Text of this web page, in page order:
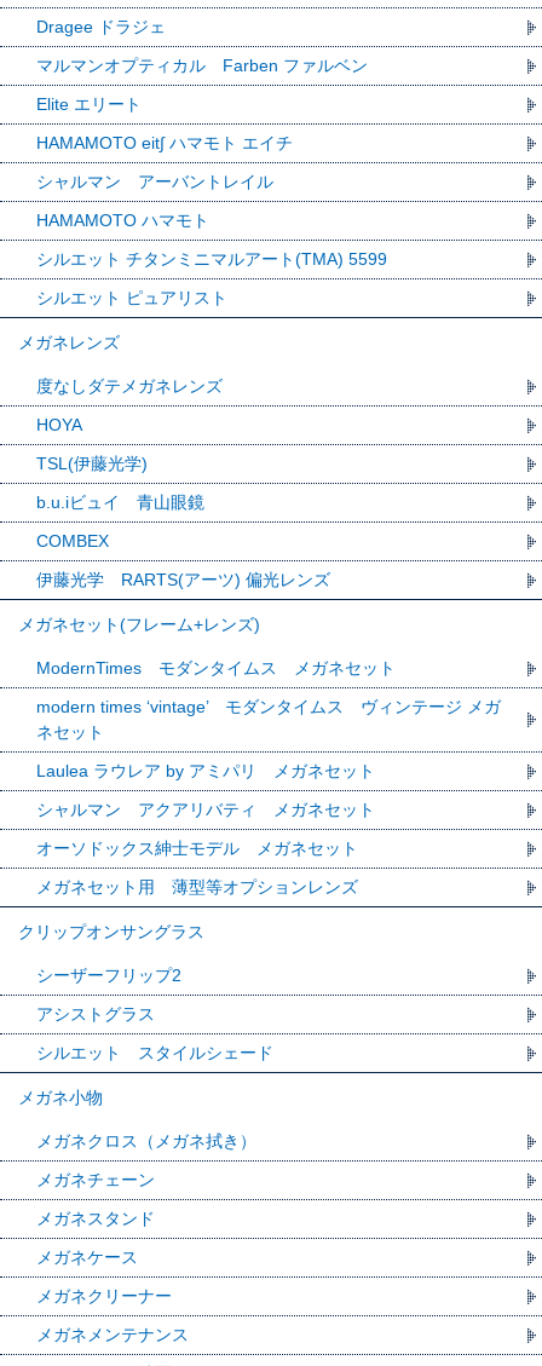
Dragee ドラジェ
マルマンオプティカル Farben ファルベン
Elite エリート
HAMAMOTO eit∫ ハマモト エイチ
シャルマン アーバントレイル
HAMAMOTO ハマモト
シルエット チタンミニマルアート(TMA) 5599
シルエット ピュアリスト
メガネレンズ
度なしダテメガネレンズ
HOYA
TSL(伊藤光学)
b.u.iビュイ 青山眼鏡
COMBEX
伊藤光学 RARTS(アーツ) 偏光レンズ
メガネセット(フレーム+レンズ)
ModernTimes モダンタイムス メガネセット
modern times ‘vintage’ モダンタイムス ヴィンテージ メガ
ネセット
Laulea ラウレア by アミパリ メガネセット
シャルマン アクアリバティ メガネセット
オーソドックス紳士モデル メガネセット
メガネセット用 薄型等オプションレンズ
クリップオンサングラス
シーザーフリップ2
アシストグラス
シルエット スタイルシェード
メガネ小物
メガネクロス（メガネ拭き）
メガネチェーン
メガネスタンド
メガネケース
メガネクリーナー
メガネメンテナンス